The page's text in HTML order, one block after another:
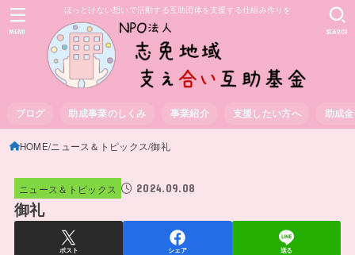
ほっとけない想いで活動する互助団体を支援する仕組み作りを
ブログ 助成事業のしくみ 事業紹介 支援したい方へ 助成
SEARCH
MENU
HOME ニュース＆トピックス 御礼
ニュース＆トピックス 2024.09.08
御礼
ポスト シェア 送る